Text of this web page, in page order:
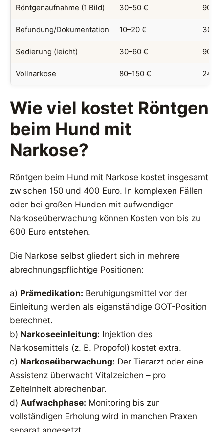
Röntgenaufnahme (1 Bild) 30–50 €
Befundung/Dokumentation 10–20 €
Sedierung (leicht) 30–60 €
Vollnarkose 80–150 €
Wie viel kostet Röntgen
beim Hund mit
Narkose?
Röntgen beim Hund mit Narkose kostet insgesamt
zwischen 150 und 400 Euro. In komplexen Fällen
oder bei großen Hunden mit aufwendiger
Narkoseüberwachung können Kosten von bis zu
600 Euro entstehen.
Die Narkose selbst gliedert sich in mehrere
abrechnungspflichtige Positionen:
a) Prämedikation: Beruhigungsmittel vor der
Einleitung werden als eigenständige GOT-Position
berechnet.
b) Narkoseeinleitung: Injektion des
Narkosemittels (z. B. Propofol) kostet extra.
c) Narkoseüberwachung: Der Tierarzt oder eine
Assistenz überwacht Vitalzeichen – pro
Zeiteinheit abrechenbar.
d) Aufwachphase: Monitoring bis zur
vollständigen Erholung wird in manchen Praxen
separat angesetzt.